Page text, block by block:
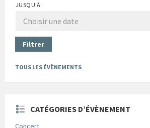
JUSQU'À:
Filtrer
TOUS LES ÉVÈNEMENTS
CATÉGORIES D’ÉVÈNEMENT
Concert